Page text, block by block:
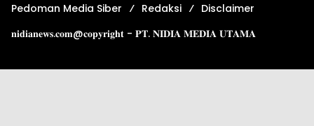
Pedoman Media Siber
Redaksi
Disclaimer
𝐧𝐢𝐝𝐢𝐚𝐧𝐞𝐰𝐬.𝐜𝐨𝐦@𝐜𝐨𝐩𝐲𝐫𝐢𝐠𝐡𝐭 - 𝐏𝐓. 𝐍𝐈𝐃𝐈𝐀 𝐌𝐄𝐃𝐈𝐀 𝐔𝐓𝐀𝐌𝐀